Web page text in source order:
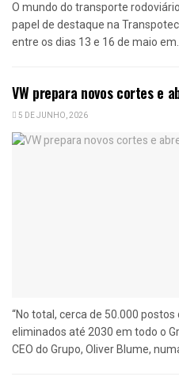
O mundo do transporte
papel de destaque na
entre os dias 13 e 16 de maio
VW prepara novos cortes e
5 DE JUNHO, 2026
“No total, cerca de 50.000
eliminados até 2030 em todo o
CEO do Grupo, Oliver Blume,